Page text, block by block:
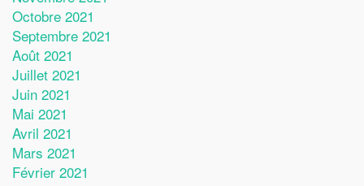
Octobre 2021
Septembre 2021
Août 2021
Juillet 2021
Juin 2021
Mai 2021
Avril 2021
Mars 2021
Février 2021